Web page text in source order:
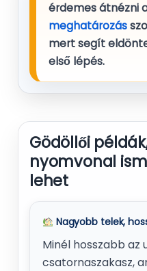
érdemes átnézni
meghatározás
mert segít
első lépés.
Gödöllői
nyomvonal
lehet
Nagyobb telek,
Minél hosszabb az
csatornaszakasz,